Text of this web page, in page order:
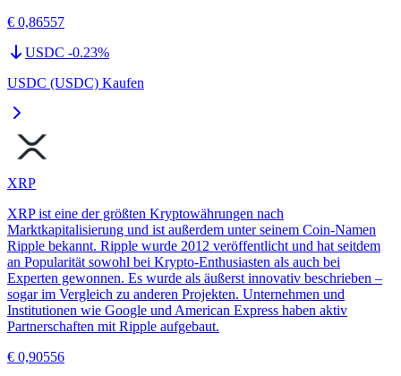
€ 0,86557
USDC -0.23%
USDC (USDC) Kaufen
XRP
XRP ist eine der größten Kryptowährungen nach
Marktkapitalisierung und ist außerdem unter seinem Coin-Namen
Ripple bekannt. Ripple wurde 2012 veröffentlicht und hat seitdem
an Popularität sowohl bei Krypto-Enthusiasten als auch bei
Experten gewonnen. Es wurde als äußerst innovativ beschrieben –
sogar im Vergleich zu anderen Projekten. Unternehmen und
Institutionen wie Google und American Express haben aktiv
Partnerschaften mit Ripple aufgebaut.
€ 0,90556